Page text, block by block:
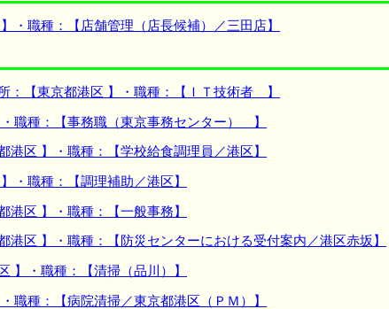
職種：【店舗管理（店長候補）／三田店】
【東京都港区 】・職種：【ＩＴ技術者 】
職種：【事務職（東京事務センター） 】
区 】・職種：【学校給食調理員／港区】
・職種：【調理補助／港区】
区 】・職種：【一般事務】
区 】・職種：【防災センターにおける受付案内／港区赤坂】
】・職種：【清掃（品川）】
種：【病院清掃／東京都港区（ＰＭ）】